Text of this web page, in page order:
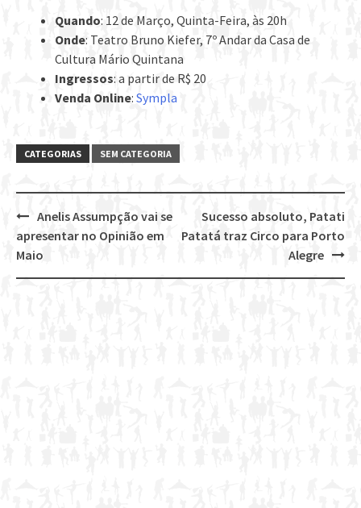
Quando: 12 de Março, Quinta-Feira, às 20h
Onde: Teatro Bruno Kiefer, 7º Andar da Casa de
Cultura Mário Quintana
Ingressos: a partir de R$ 20
Venda Online: Sympla
CATEGORIAS SEM CATEGORIA
Post
navigation
Sucesso absoluto, Patati
Patatá traz Circo para Porto
Alegre
Anelis Assumpção vai se
apresentar no Opinião em
Maio